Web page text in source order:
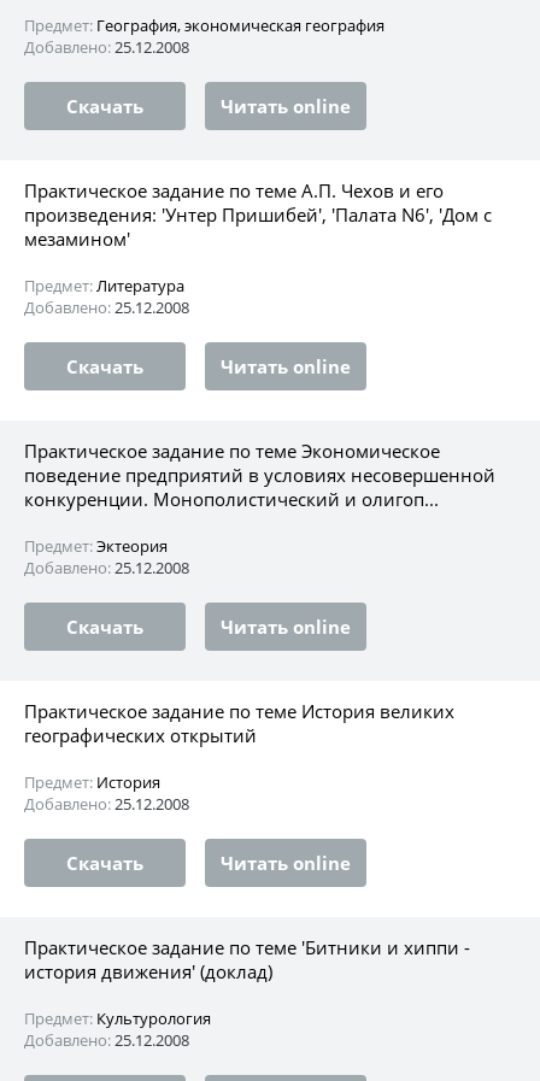
Предмет: География, экономическая география
Добавлено:25.12.2008
Скачать Читать online
Практическое задание по теме А.П. Чехов и его
произведения: 'Унтер Пришибей', 'Палата N6', 'Дом с
мезамином'
Предмет:Литература
Добавлено:25.12.2008
Скачать Читать online
Практическое задание по теме Экономическое
поведение предприятий в условиях несовершенной
конкуренции. Монополистический и олигоп...
Предмет:Эктеория
Добавлено:25.12.2008
Скачать Читать online
Практическое задание по теме История великих
географических открытий
Предмет: История
Добавлено:25.12.2008
Скачать Читать online
Практическое задание по теме 'Битники и хиппи -
история движения' (доклад)
Предмет: Культурология
Добавлено:25.12.2008